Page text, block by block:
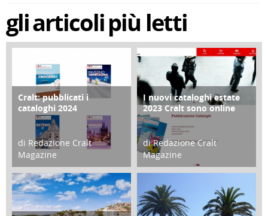
gliarticolipiù letti
COPERTINA
Cralt: pubblicati i
cataloghi 2024
di Redazione Cralt
Magazine
21 Novembre 2023
CONTRO COPERTINA
I nuovi cataloghi estate
2023 Cralt sono online
di Redazione Cralt
Magazine
07 Marzo 2023